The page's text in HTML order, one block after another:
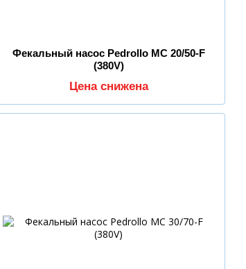
Фекальный насос Pedrollo MC 20/50-F
(380V)
Цена снижена